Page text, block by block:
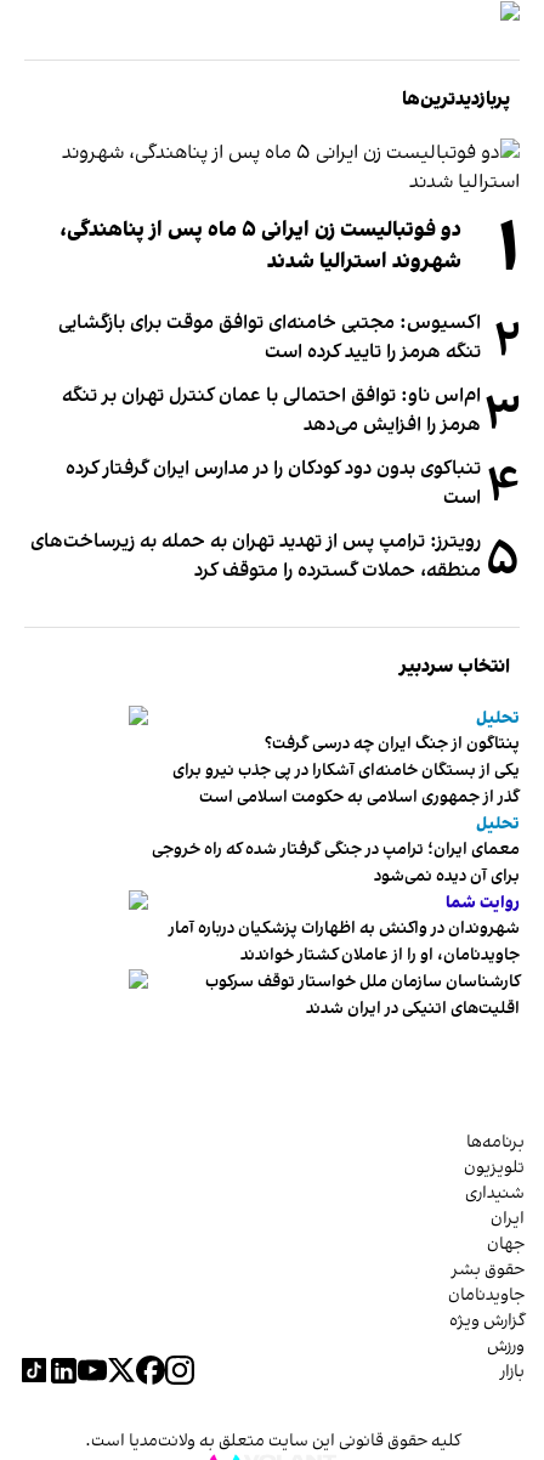
پربازدیدترین‌ها
۱
دو فوتبالیست زن ایرانی ۵ ماه پس از پناهندگی،
شهروند استرالیا شدند
۲ اکسیوس: مجتبی خامنه‌ای توافق موقت برای بازگشایی
تنگه هرمز را تایید کرده است
۳ ام‌اس ناو: توافق احتمالی با عمان کنترل تهران بر تنگه
هرمز را افزایش می‌دهد
۴ تنباکوی بدون دود کودکان را در مدارس ایران گرفتار کرده
است
۵ رویترز: ترامپ پس از تهدید تهران به حمله به زیرساخت‌های
منطقه، حملات گسترده را متوقف کرد
انتخاب سردبیر
تحلیل
پنتاگون از جنگ ایران چه درسی گرفت؟
یکی از بستگان خامنه‌ای آشکارا در پی جذب نیرو برای
گذر از جمهوری اسلامی به حکومت اسلامی است
تحلیل
معمای ایران؛ ترامپ در جنگی گرفتار شده که راه خروجی
برای آن دیده نمی‌شود
روایت شما
شهروندان در واکنش به اظهارات پزشکیان درباره آمار
جاویدنامان، او را از عاملان کشتار خواندند
کارشناسان سازمان ملل خواستار توقف سرکوب
اقلیت‌های اتنیکی در ایران شدند
برنامه‌ها
تلویزیون
شنیداری
ایران
جهان
حقوق بشر
جاویدنامان
گزارش ویژه
ورزش
بازار
کلیه حقوق قانونی این سایت متعلق به ولانت‌مدیا است.